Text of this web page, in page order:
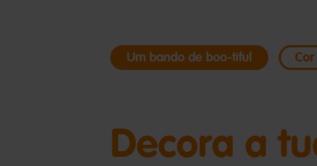
Um bando de boo-tiful
Decora a